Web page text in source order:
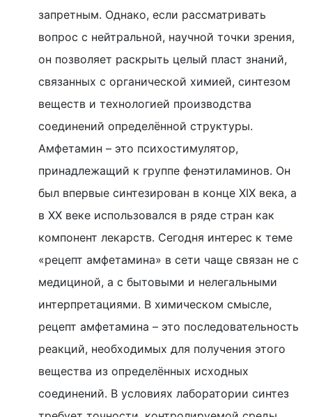
запретным. Однако, если рассматривать
вопрос с нейтральной, научной точки зрения,
он позволяет раскрыть целый пласт знаний,
связанных с органической химией, синтезом
веществ и технологией производства
соединений определённой структуры.
Амфетамин – это психостимулятор,
принадлежащий к группе фенэтиламинов. Он
был впервые синтезирован в конце XIX века, а
в XX веке использовался в ряде стран как
компонент лекарств. Сегодня интерес к теме
«рецепт амфетамина» в сети чаще связан не с
медициной, а с бытовыми и нелегальными
интерпретациями. В химическом смысле,
рецепт амфетамина – это последовательность
реакций, необходимых для получения этого
вещества из определённых исходных
соединений. В условиях лаборатории синтез